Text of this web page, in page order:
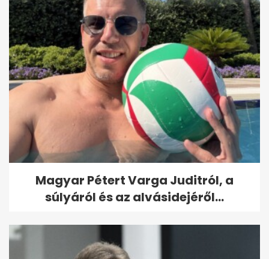
Magyar Pétert Varga Juditról, a
súlyáról és az alvásidejéről...